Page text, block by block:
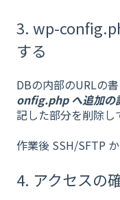
3. wp-
する
DBの内部のURLの
onfig.php へ追加の
記した部分を削除し
作業後 SSH/SFTP
4. アクセスの